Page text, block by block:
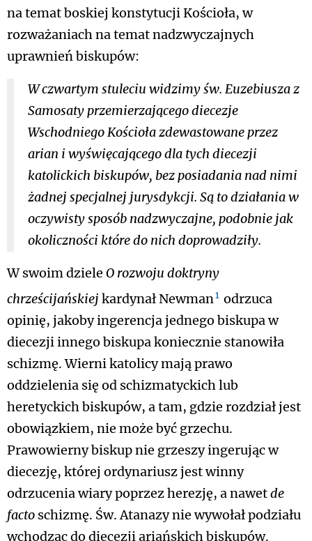
na temat boskiej konstytucji Kościoła, w
rozważaniach na temat nadzwyczajnych
uprawnień biskupów:
W czwartym stuleciu widzimy św. Euzebiusza z
Samosaty przemierzającego diecezje
Wschodniego Kościoła zdewastowane przez
arian i wyświęcającego dla tych diecezji
katolickich biskupów, bez posiadania nad nimi
żadnej specjalnej jurysdykcji. Są to działania w
oczywisty sposób nadzwyczajne, podobnie jak
okoliczności które do nich doprowadziły.
W swoim dziele O rozwoju doktryny
chrześcijańskiej kardynał Newman1 odrzuca
opinię, jakoby ingerencja jednego biskupa w
diecezji innego biskupa koniecznie stanowiła
schizmę. Wierni katolicy mają prawo
oddzielenia się od schizmatyckich lub
heretyckich biskupów, a tam, gdzie rozdział jest
obowiązkiem, nie może być grzechu.
Prawowierny biskup nie grzeszy ingerując w
diecezję, której ordynariusz jest winny
odrzucenia wiary poprzez herezję, a nawetde
facto schizmę. Św. Atanazy nie wywołał podziału
wchodząc do diecezji ariańskich biskupów.